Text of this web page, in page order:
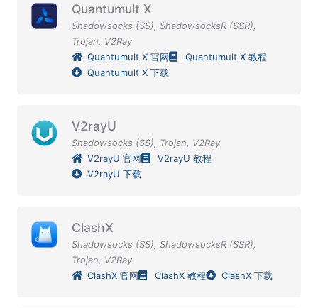
Quantumult X
Shadowsocks (SS), ShadowsocksR (SSR),
Trojan, V2Ray
Quantumult X 官网
Quantumult X 教程
Quantumult X 下载
V2rayU
Shadowsocks (SS), Trojan, V2Ray
V2rayU 官网
V2rayU 教程
V2rayU 下载
ClashX
Shadowsocks (SS), ShadowsocksR (SSR),
Trojan, V2Ray
ClashX 官网
ClashX 教程 ClashX 下载